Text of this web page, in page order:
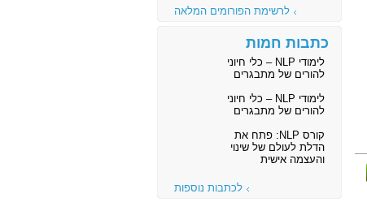
לרשימת הפורומים המלאה
כתבות חמות
לימודי NLP – כלי חיוני
להורים של מתבגרים
לימודי NLP – כלי חיוני
להורים של מתבגרים
קורס NLP: פתח את
הדלת לעולם של שינוי
והעצמה אישית
לכתבות נוספות